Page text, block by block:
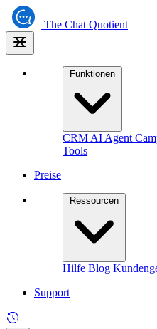
The Chat Quotient
Funktionen
CRM AI Agent
Tools
Preise
Ressourcen
Hilfe Blog
Support